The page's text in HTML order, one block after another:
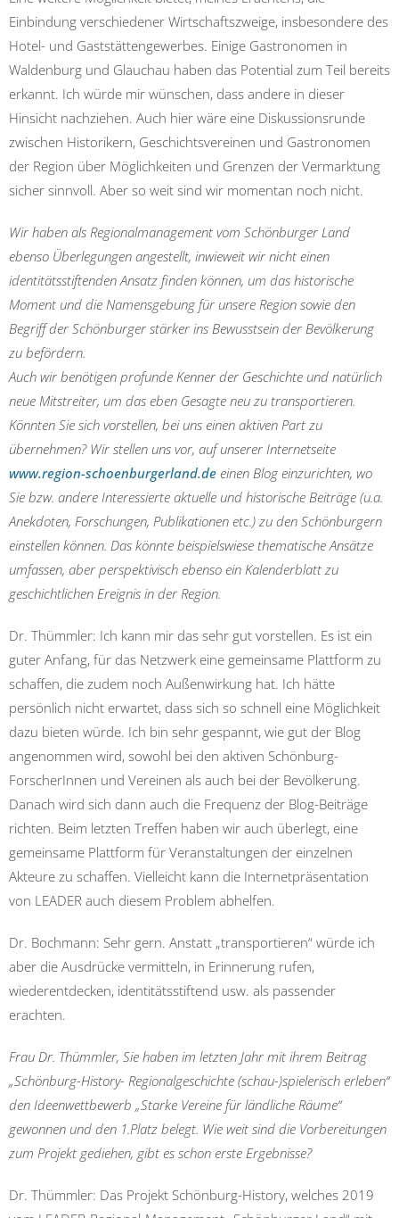
Einbindung verschiedener Wirtschaftszweige, insbesondere des
Hotel- und Gaststättengewerbes. Einige Gastronomen in
Waldenburg und Glauchau haben das Potential zum Teil bereits
erkannt. Ich würde mir wünschen, dass andere in dieser
Hinsicht nachziehen. Auch hier wäre eine Diskussionsrunde
zwischen Historikern, Geschichtsvereinen und Gastronomen
der Region über Möglichkeiten und Grenzen der Vermarktung
sicher sinnvoll. Aber so weit sind wir momentan noch nicht.
Wir haben als Regionalmanagement vom Schönburger Land
ebenso Überlegungen angestellt, inwieweit wir nicht einen
identitätsstiftenden Ansatz finden können, um das historische
Moment und die Namensgebung für unsere Region sowie den
Begriff der Schönburger stärker ins Bewusstsein der Bevölkerung
zu befördern.
Auch wir benötigen profunde Kenner der Geschichte und natürlich
neue Mitstreiter, um das eben Gesagte neu zu transportieren.
Könnten Sie sich vorstellen, bei uns einen aktiven Part zu
übernehmen? Wir stellen uns vor, auf unserer Internetseite
www.region-schoenburgerland.de einen Blog einzurichten, wo
Sie bzw. andere Interessierte aktuelle und historische Beiträge (u.a.
Anekdoten, Forschungen, Publikationen etc.) zu den Schönburgern
einstellen können. Das könnte beispielswiese thematische Ansätze
umfassen, aber perspektivisch ebenso ein Kalenderblatt zu
geschichtlichen Ereignis in der Region.
Dr. Thümmler: Ich kann mir das sehr gut vorstellen. Es ist ein
guter Anfang, für das Netzwerk eine gemeinsame Plattform zu
schaffen, die zudem noch Außenwirkung hat. Ich hätte
persönlich nicht erwartet, dass sich so schnell eine Möglichkeit
dazu bieten würde. Ich bin sehr gespannt, wie gut der Blog
angenommen wird, sowohl bei den aktiven Schönburg-
ForscherInnen und Vereinen als auch bei der Bevölkerung.
Danach wird sich dann auch die Frequenz der Blog-Beiträge
richten. Beim letzten Treffen haben wir auch überlegt, eine
gemeinsame Plattform für Veranstaltungen der einzelnen
Akteure zu schaffen. Vielleicht kann die Internetpräsentation
von LEADER auch diesem Problem abhelfen.
Dr. Bochmann: Sehr gern. Anstatt „transportieren“ würde ich
aber die Ausdrücke vermitteln, in Erinnerung rufen,
wiederentdecken, identitätsstiftend usw. als passender
erachten.
Frau Dr. Thümmler, Sie haben im letzten Jahr mit ihrem Beitrag
„Schönburg-History- Regionalgeschichte (schau-)spielerisch erleben“
den Ideenwettbewerb „Starke Vereine für ländliche Räume“
gewonnen und den 1.Platz belegt. Wie weit sind die Vorbereitungen
zum Projekt gediehen, gibt es schon erste Ergebnisse?
Dr. Thümmler: Das Projekt Schönburg-History, welches 2019